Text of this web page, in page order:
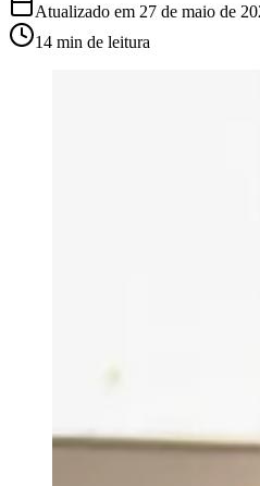
Atualizado em 27 de maio de
14 min de leitura